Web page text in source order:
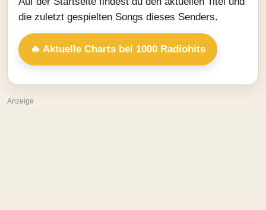
die zuletzt gespielten Songs dieses Senders.
🔥 Aktuelle Charts bei 1000 Radiohits
Anzeige